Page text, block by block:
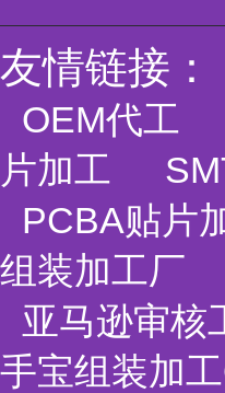
友情链接：
OEM代工
片加工
PCBA贴片
组装加工厂
亚马逊审核
手宝组装加